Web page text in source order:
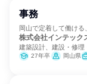
事務
岡山で定着して働ける
株式会社インテック
建築設計、建設・修
27年卒 岡山県